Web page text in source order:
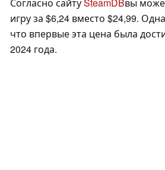
Согласно сайтуSteamDBвы
игру за $6,24 вместо $24,99.
что впервые эта цена была
2024 года.